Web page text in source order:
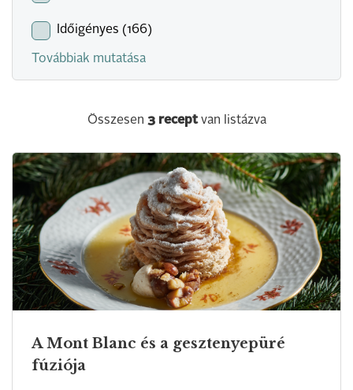
Időigényes (166)
Továbbiak mutatása
Összesen 3 receptvan listázva
A Mont Blanc és a gesztenyepüré
fúziója